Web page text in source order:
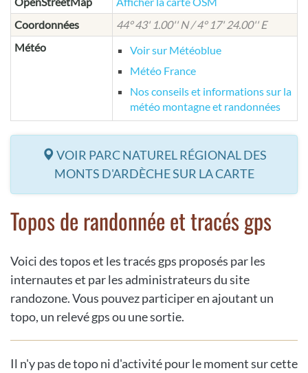
Coordonnées
44° 43' 1.00'' N / 4° 17' 24.00'' E
Météo
Voir sur Météoblue
Météo France
Nos conseils et informations sur la
météo montagne et randonnées
VOIR PARC NATUREL RÉGIONAL DES
MONTS D'ARDÈCHE SUR LA CARTE
Topos de randonnée et tracés gps
Voici des topos et les tracés gps proposés par les
internautes et par les administrateurs du site
randozone. Vous pouvez participer en ajoutant un
topo, un relevé gps ou une sortie.
Il n'y pas de topo ni d'activité pour le moment sur cette